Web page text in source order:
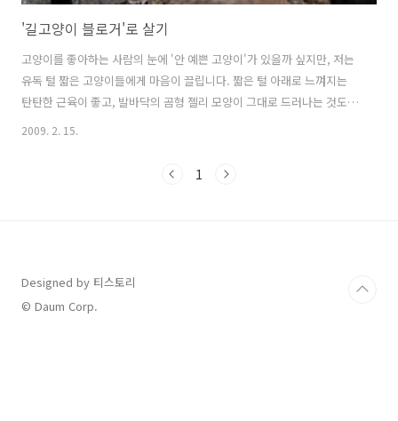
'길고양이 블로거'로 살기
고양이를 좋아하는 사람의 눈에 '안 예쁜 고양이'가 있을까 싶지만, 저는
유독 털 짧은 고양이들에게 마음이 끌립니다. 짧은 털 아래로 느껴지는
탄탄한 근육이 좋고, 발바닥의 곰형 젤리 모양이 그대로 드러나는 것도
사랑스럽고... 찹쌀떡 같은 앞발 모양도 귀엽지요. 고양이다운 새침함과
위 없이 예쁘지만, 언젠가는 분홍코에 분홍 젤리가 선명히 드러나는 발바
2009. 2. 15.
1
Designed by 티스토리
© Daum Corp.